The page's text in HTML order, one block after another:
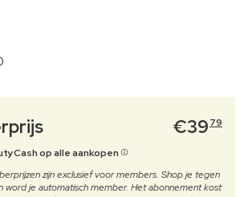
€39 79
op alle aankopen
zijn exclusief voor members. Shop je tegen
word je automatisch member. Het abonnement kost